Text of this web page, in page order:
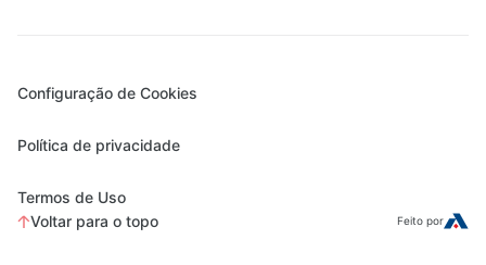
Configuração de Cookies
Política de privacidade
Termos de Uso
Voltar para o topo
Feito por